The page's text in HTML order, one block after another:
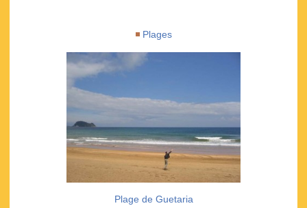
Plages
Plage de Guetaria